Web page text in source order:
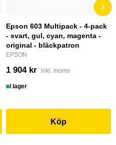
Epson 603 Multipack - 4-pack
- svart, gul, cyan, magenta -
original - bläckpatron
EPSON
1 904 kr inkl. moms
I lager
Köp